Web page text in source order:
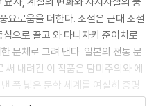
요로움을 더한다. 소설은 근대 소설
으로 끌고 와 다니자키 준이치로
문체로 그려 낸다. 일본의 전통 문
써 내려간 이 작품은 탐미주의와 에
폭 넓은 문학 세계를 여실히 증명
작품으로 아사히 문화상, 마이니